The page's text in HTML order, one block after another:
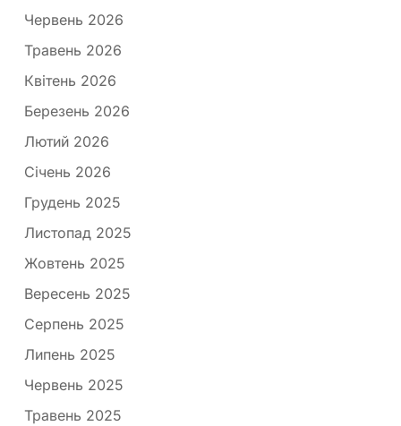
Червень 2026
Травень 2026
Квітень 2026
Березень 2026
Лютий 2026
Січень 2026
Грудень 2025
Листопад 2025
Жовтень 2025
Вересень 2025
Серпень 2025
Липень 2025
Червень 2025
Травень 2025